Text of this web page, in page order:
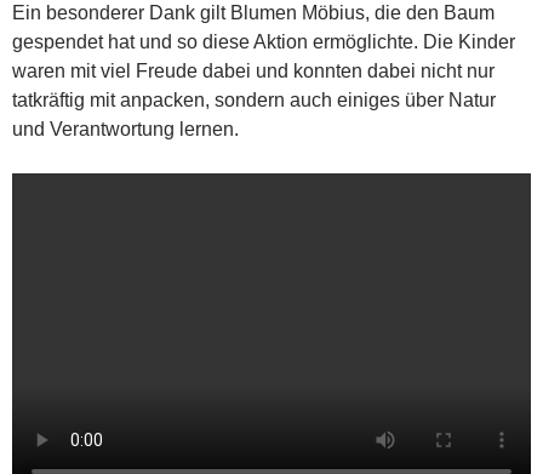
Ein besonderer Dank gilt Blumen Möbius, die den Baum
gespendet hat und so diese Aktion ermöglichte. Die Kinder
waren mit viel Freude dabei und konnten dabei nicht nur
tatkräftig mit anpacken, sondern auch einiges über Natur
und Verantwortung lernen.